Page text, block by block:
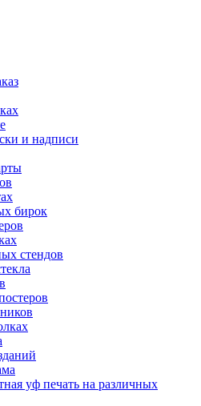
и надписи
бирок
стендов
уф печать на различных